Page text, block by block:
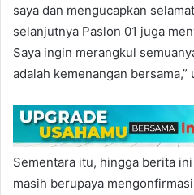
saya dan mengucapkan
selanjutnya Paslon 01 juga
Saya ingin merangkul
adalah kemenangan bersama,”
Sementara itu, hingga berita
masih berupaya